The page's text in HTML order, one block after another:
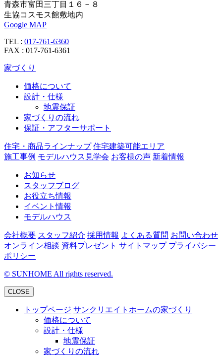
青森市富田三丁目１６－８
生協コスモス館敷地内
Google MAP
TEL : 017-761-6360
FAX : 017-761-6361
家づくり
価格について
設計・仕様
地震保証
家づくりの流れ
保証・アフターサポート
住宅・商品ラインナップ 住宅建築可能エリア
施工事例 モデルハウス見学会 お客様の声 新着情報
お知らせ
スタッフブログ
お役立ち情報
イベント情報
モデルハウス
会社概要 スタッフ紹介 採用情報 よくある質問 お問い合わせ
オンライン相談 資料プレゼント サイトマップ プライバシー
ポリシー
© SUNHOME All rights reserved.
CLOSE
トップページ サンクリエイトホームの家づくり
価格について
設計・仕様
地震保証
家づくりの流れ